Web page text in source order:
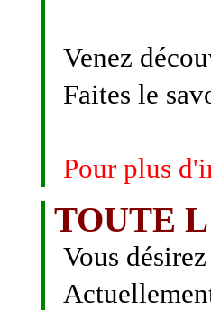
Venez
Faites le
Pour plus
TOUTE
Vous